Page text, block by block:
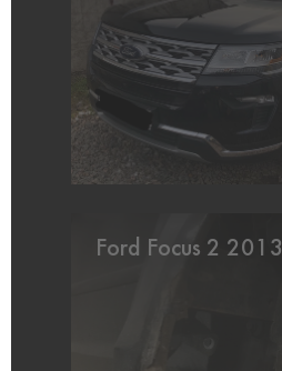
Ford Focus 2 2013